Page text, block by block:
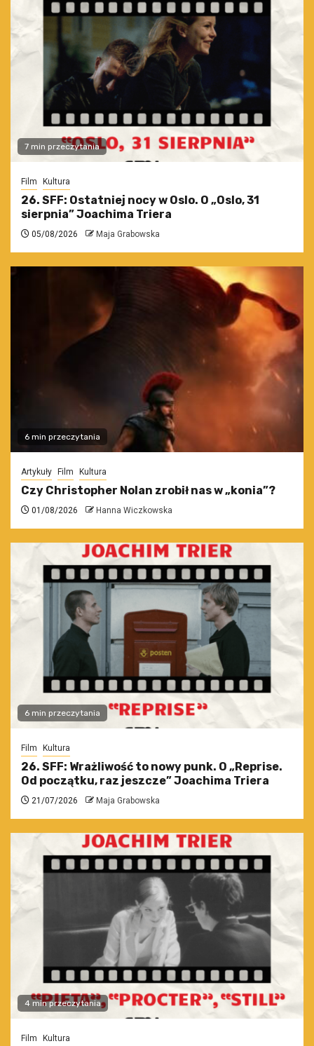
7 min przeczytania
Film Kultura
26. SFF: Ostatniej nocy w Oslo. O „Oslo, 31
sierpnia” Joachima Triera
05/08/2026 Maja Grabowska
6 min przeczytania
Artykuły Film Kultura
Czy Christopher Nolan zrobił nas w „konia”?
01/08/2026 Hanna Wiczkowska
6 min przeczytania
Film Kultura
26. SFF: Wrażliwość to nowy punk. O „Reprise.
Od początku, raz jeszcze” Joachima Triera
21/07/2026 Maja Grabowska
4 min przeczytania
Film Kultura